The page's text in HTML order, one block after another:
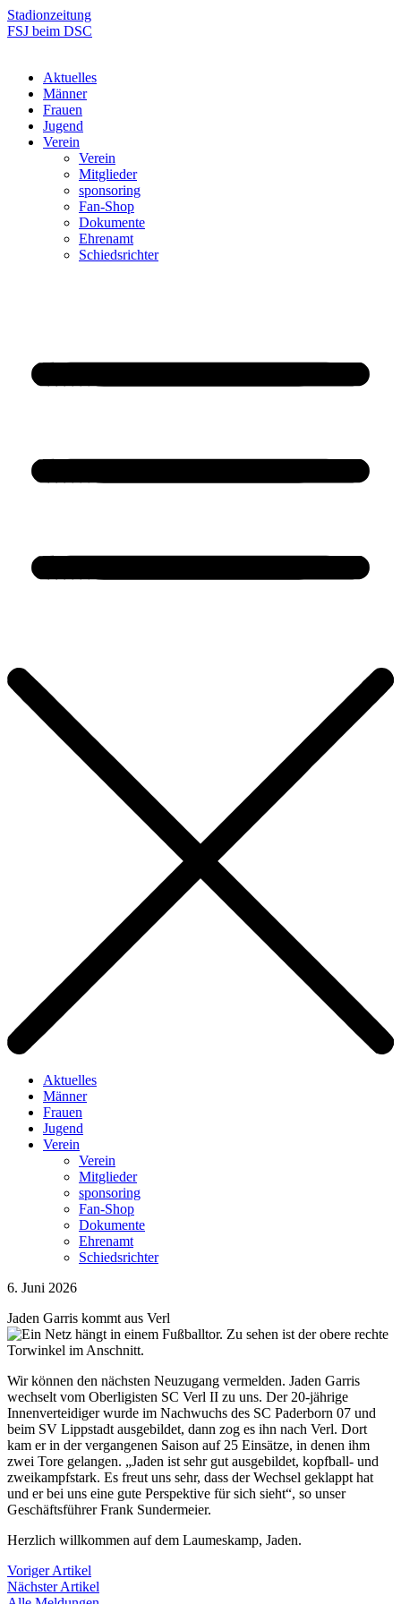
Zum
Inhalt
Stadionzeitung
FSJ beim DSC
Aktuelles
Männer
Frauen
Jugend
Verein
Verein
Mitglieder
sponsoring
Fan-Shop
Dokumente
Ehrenamt
Schiedsrichter
Aktuelles
Männer
Frauen
Jugend
Verein
Verein
Mitglieder
sponsoring
Fan-Shop
Dokumente
Ehrenamt
Schiedsrichter
6. Juni 2026
Jaden Garris kommt aus Verl
Wir können den nächsten Neuzugang vermelden. Jaden Garris
wechselt vom Oberligisten SC Verl II zu uns. Der 20-jährige
Innenverteidiger wurde im Nachwuchs des SC Paderborn 07 und
beim SV Lippstadt ausgebildet, dann zog es ihn nach Verl. Dort
kam er in der vergangenen Saison auf 25 Einsätze, in denen ihm
zwei Tore gelangen. „Jaden ist sehr gut ausgebildet, kopfball- und
zweikampfstark. Es freut uns sehr, dass der Wechsel geklappt hat
und er bei uns eine gute Perspektive für sich sieht“, so unser
Geschäftsführer Frank Sundermeier.
Herzlich willkommen auf dem Laumeskamp, Jaden.
Voriger Artikel
Nächster Artikel